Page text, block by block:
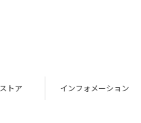
トア インフォメーション